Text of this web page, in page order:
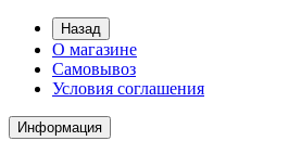
Назад
О магазине
Самовывоз
Условия соглашения
Информация